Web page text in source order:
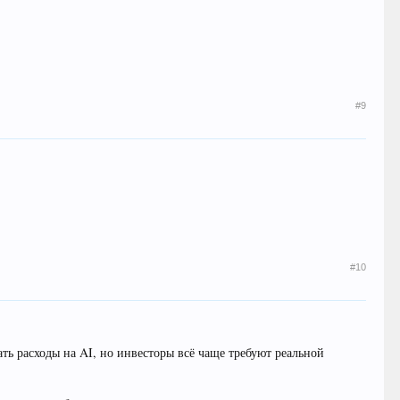
#9
#10
расходы на AI, но инвесторы всё чаще требуют реальной